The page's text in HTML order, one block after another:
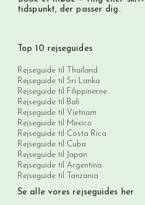
tidspunkt, der passer dig.
Top 10 rejseguides
Rejseguide til Thailand
Rejseguide til Sri Lanka
Rejseguide til Filippinerne
Rejseguide til Bali
Rejseguide til Vietnam
Rejseguide til Mexico
Rejseguide til Costa Rica
Rejseguide til Cuba
Rejseguide til Japan
Rejseguide til Argentina
Rejseguide til Tanzania
Se alle vores rejseguides her